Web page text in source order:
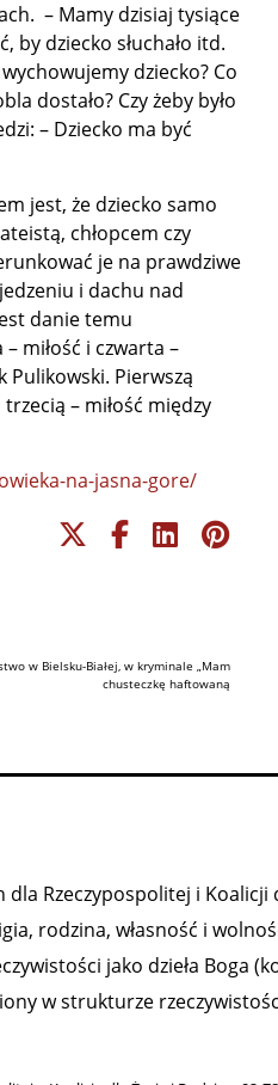
– Mamy dzisiaj tysiące
by dziecko słuchało itd.
dziecko? Co
dostało? Czy żeby było
– Dziecko ma być
jest, że dziecko samo
chłopcem czy
je na prawdziwe
i dachu nad
danie temu
miłość i czwarta –
Pulikowski. Pierwszą
– miłość między
na-jasna-gore/
w Bielsku-Białej, w kryminale „Mam
chusteczkę haftowaną
Rzeczypospolitej i Koalicji
rodzina, własność i
jako dzieła Boga
w strukturze